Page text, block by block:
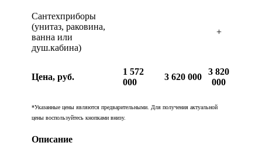
Сантехприборы
(унитаз, раковина,
ванна или
душ.кабина)
+
Цена, руб.
1 572
000
3 620 000
3 820
000
*Указанные цены являются предварительными. Для получения актуальной
цены воспользуйтесь кнопками внизу.
Описание